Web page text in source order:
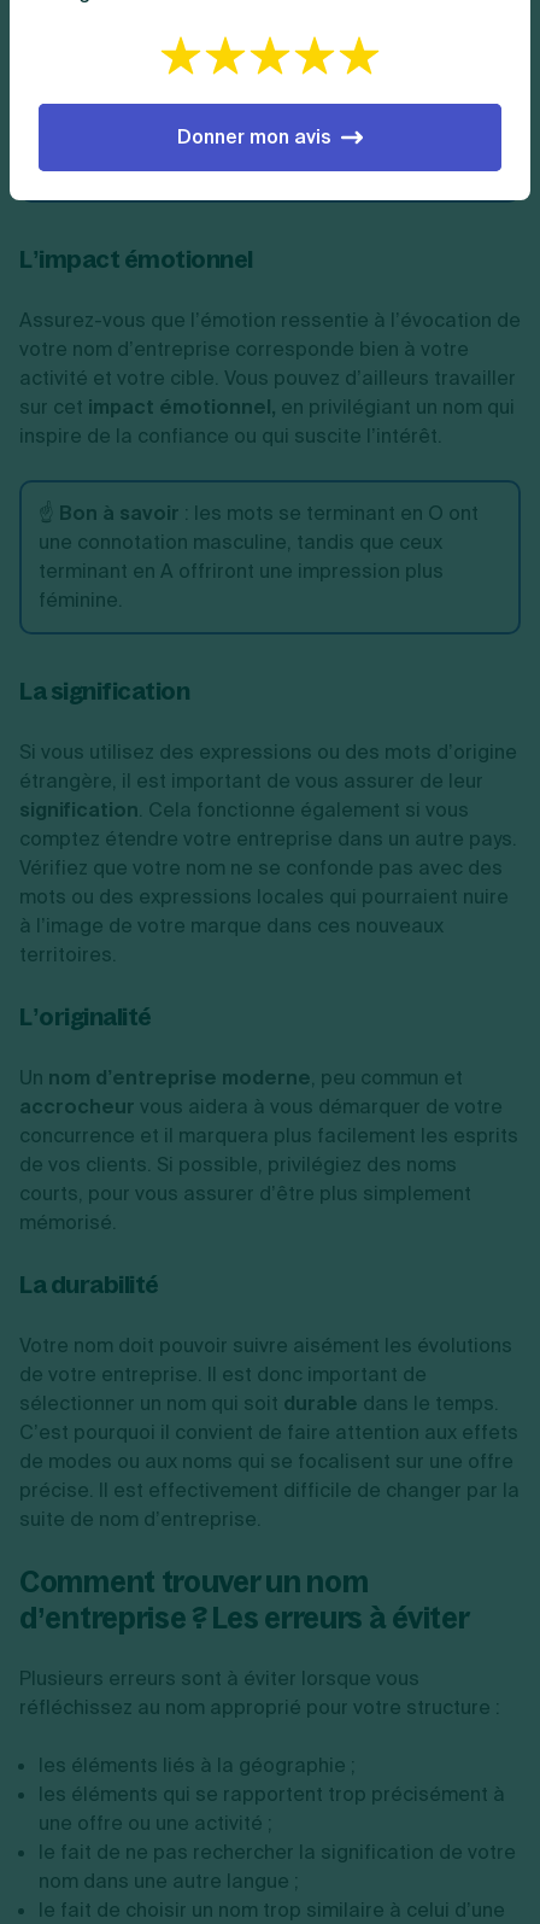
: votre nom ne doit pas non plus induire
en erreur en évoquant un statut ou une activité
réglementée qui n’est pas en rapport avec la
vôtre.
L’impact émotionnel
Assurez-vous que l’émotion ressentie à l’évocation de
votre nom d’entreprise corresponde bien à votre
activité et votre cible. Vous pouvez d’ailleurs travailler
sur cet impact émotionnel, en privilégiant un nom qui
inspire de la confiance ou qui suscite l’intérêt.
☝️ Bon à savoir : les mots se terminant en O ont
une connotation masculine, tandis que ceux
terminant en A offriront une impression plus
féminine.
La signification
Si vous utilisez des expressions ou des mots d’origine
étrangère, il est important de vous assurer de leur
signification. Cela fonctionne également si vous
comptez étendre votre entreprise dans un autre pays.
Vérifiez que votre nom ne se confonde pas avec des
mots ou des expressions locales qui pourraient nuire
à l’image de votre marque dans ces nouveaux
territoires.
L’originalité
Un nom d’entreprise moderne, peu commun et
accrocheur vous aidera à vous démarquer de votre
concurrence et il marquera plus facilement les esprits
de vos clients. Si possible, privilégiez des noms
courts, pour vous assurer d’être plus simplement
mémorisé.
La durabilité
Votre nom doit pouvoir suivre aisément les évolutions
de votre entreprise. Il est donc important de
sélectionner un nom qui soit durable dans le temps.
C’est pourquoi il convient de faire attention aux effets
de modes ou aux noms qui se focalisent sur une offre
précise. Il est effectivement difficile de changer par la
suite de nom d’entreprise.
Comment trouver un nom
d’entreprise ? Les erreurs à éviter
Plusieurs erreurs sont à éviter lorsque vous
réfléchissez au nom approprié pour votre structure :
les éléments liés à la géographie ;
les éléments qui se rapportent trop précisément à
une offre ou une activité ;
le fait de ne pas rechercher la signification de votre
nom dans une autre langue ;
le fait de choisir un nom trop similaire à celui d’une
Donner mon avis